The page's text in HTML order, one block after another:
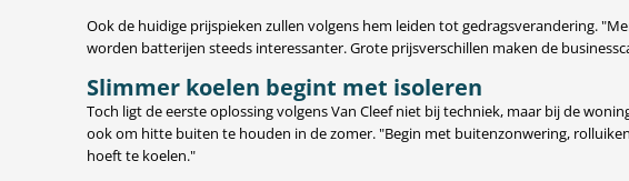
Ook de huidige prijspieken zullen volgens hem leiden tot gedragsverandering.
worden batterijen steeds interessanter. Grote prijsverschillen maken de
Slimmer koelen begint met isoleren
Toch ligt de eerste oplossing volgens Van Cleef niet bij techniek, maar bij de
ook om hitte buiten te houden in de zomer. "Begin met buitenzonwering,
hoeft te koelen."